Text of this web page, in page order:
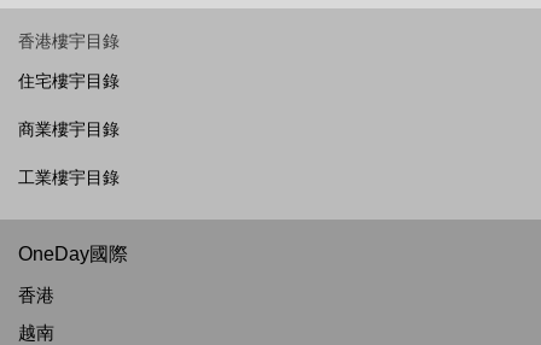
香港樓宇目錄
住宅樓宇目錄
商業樓宇目錄
工業樓宇目錄
OneDay國際
香港
越南